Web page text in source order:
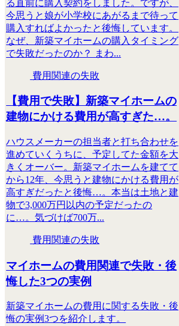
る直前に購入契約をしました。ですが、
今思うと娘が小学校にあがるまで待って
購入すればよかったと後悔しています。
なぜ、新築マイホームの購入タイミング
で失敗だったのか？ まわ...
費用関連の失敗
【費用で失敗】新築マイホームの
建物にかける費用が高すぎた…。
ハウスメーカーの担当者と打ち合わせを
進めていくうちに、予定してた金額を大
きくオーバー。新築マイホームを建てて
から12年、今思うと建物にかける費用が
高すぎだったと後悔…。本当は土地と建
物で3,000万円以内の予定だったの
に…。気づけば700万...
費用関連の失敗
マイホームの費用関連で失敗・後
悔した3つの実例
新築マイホームの費用に関する失敗・後
悔の実例3つを紹介します。